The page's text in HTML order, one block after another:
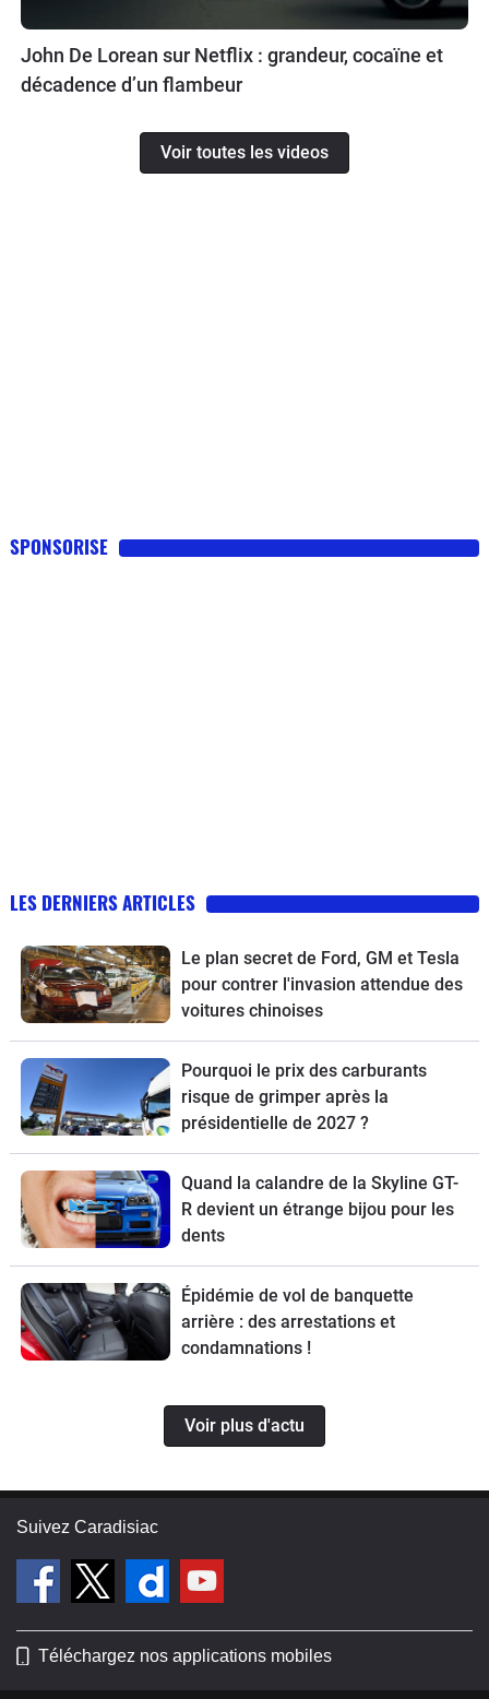
John De Lorean sur Netflix : grandeur, cocaïne et
décadence d’un flambeur
Voir toutes les videos
SPONSORISE
LES DERNIERS ARTICLES
Le plan secret de Ford, GM et Tesla
pour contrer l'invasion attendue des
voitures chinoises
Pourquoi le prix des carburants
risque de grimper après la
présidentielle de 2027 ?
Quand la calandre de la Skyline GT-
R devient un étrange bijou pour les
dents
Épidémie de vol de banquette
arrière : des arrestations et
condamnations !
Voir plus d'actu
Suivez Caradisiac
Téléchargez nos applications mobiles